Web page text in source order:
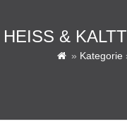
HEISS &
 » Kategorie